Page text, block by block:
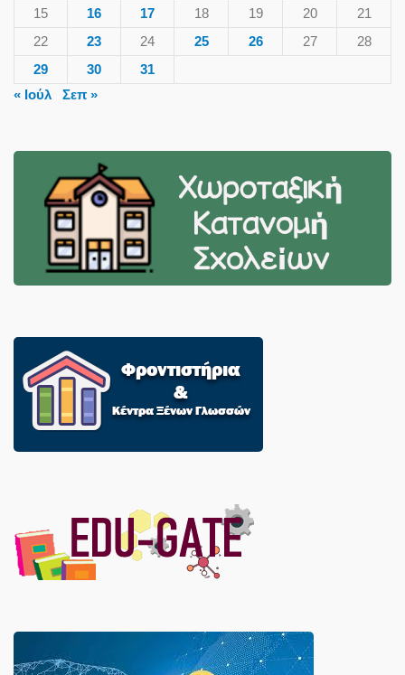
15
16 17 18 19 20
21
22
23 24 25 26 27
28
29
30
31
« Ιούλ
Σεπ »